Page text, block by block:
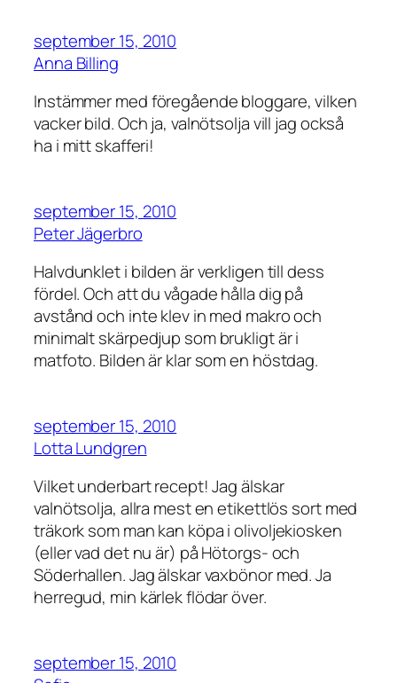
september 15, 2010
Anna Billing
Instämmer med föregående bloggare, vilken
vacker bild. Och ja, valnötsolja vill jag också
ha i mitt skafferi!
september 15, 2010
Peter Jägerbro
Halvdunklet i bilden är verkligen till dess
fördel. Och att du vågade hålla dig på
avstånd och inte klev in med makro och
minimalt skärpedjup som brukligt är i
matfoto. Bilden är klar som en höstdag.
september 15, 2010
Lotta Lundgren
Vilket underbart recept! Jag älskar
valnötsolja, allra mest en etikettlös sort med
träkork som man kan köpa i olivoljekiosken
(eller vad det nu är) på Hötorgs- och
Söderhallen. Jag älskar vaxbönor med. Ja
herregud, min kärlek flödar över.
september 15, 2010